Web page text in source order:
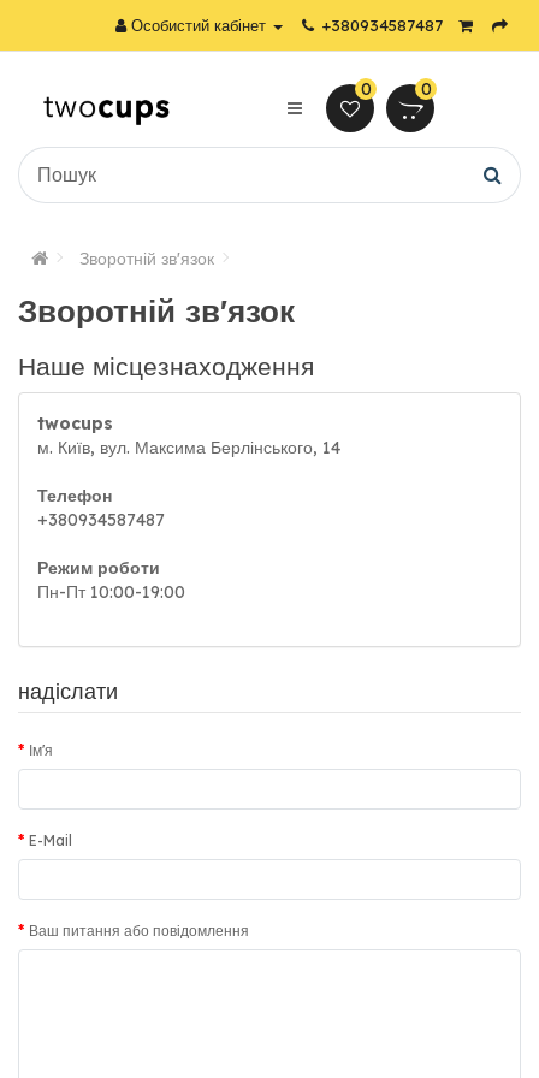
Особистий кабінет +380934587487
0 0
Зворотній зв'язок
Зворотній зв'язок
Наше місцезнаходження
twocups
м. Київ, вул. Максима Берлінського, 14
Телефон
+380934587487
Режим роботи
Пн-Пт 10:00-19:00
надіслати
Ім'я
E-Mail
Ваш питання або повідомлення